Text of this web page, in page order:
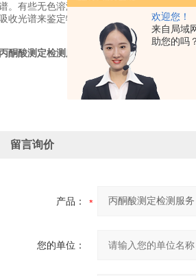
欢迎您！
来自局域
助您的吗
。有些无色溶液，虽对可见光无吸收作用
收光谱来鉴定物质性质及含量的技术，其理
酮酸测定检测服务（比色法）
留言询价
产品：
您的单位：